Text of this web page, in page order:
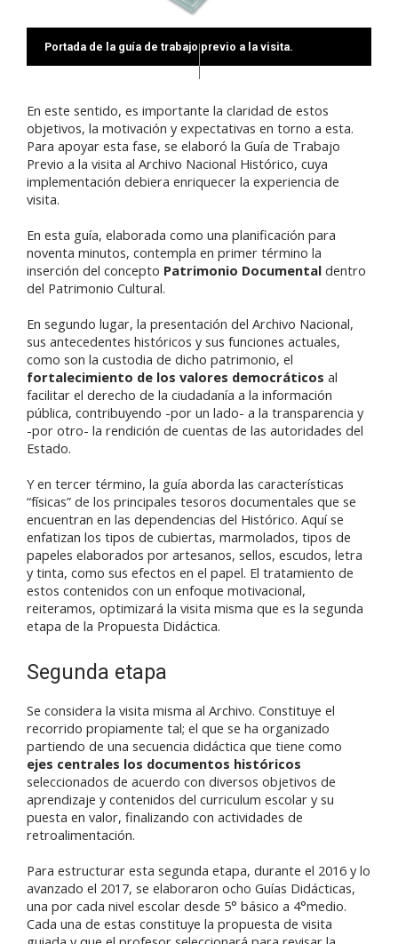
Portada de la guía de trabajo previo a la visita.
En este sentido, es importante la claridad de estos
objetivos, la motivación y expectativas en torno a esta.
Para apoyar esta fase, se elaboró la Guía de Trabajo
Previo a la visita al Archivo Nacional Histórico, cuya
implementación debiera enriquecer la experiencia de
visita.
En esta guía, elaborada como una planificación para
noventa minutos, contempla en primer término la
inserción del concepto Patrimonio Documental dentro
del Patrimonio Cultural.
En segundo lugar, la presentación del Archivo Nacional,
sus antecedentes históricos y sus funciones actuales,
como son la custodia de dicho patrimonio, el
fortalecimiento de los valores democráticos al
facilitar el derecho de la ciudadanía a la información
pública, contribuyendo -por un lado- a la transparencia y
-por otro- la rendición de cuentas de las autoridades del
Estado.
Y en tercer término, la guía aborda las características
“físicas” de los principales tesoros documentales que se
encuentran en las dependencias del Histórico. Aquí se
enfatizan los tipos de cubiertas, marmolados, tipos de
papeles elaborados por artesanos, sellos, escudos, letra
y tinta, como sus efectos en el papel. El tratamiento de
estos contenidos con un enfoque motivacional,
reiteramos, optimizará la visita misma que es la segunda
etapa de la Propuesta Didáctica.
Segunda etapa
Se considera la visita misma al Archivo. Constituye el
recorrido propiamente tal; el que se ha organizado
partiendo de una secuencia didáctica que tiene como
ejes centrales los documentos históricos
seleccionados de acuerdo con diversos objetivos de
aprendizaje y contenidos del curriculum escolar y su
puesta en valor, finalizando con actividades de
retroalimentación.
Para estructurar esta segunda etapa, durante el 2016 y lo
avanzado el 2017, se elaboraron ocho Guías Didácticas,
una por cada nivel escolar desde 5° básico a 4°medio.
Cada una de estas constituye la propuesta de visita